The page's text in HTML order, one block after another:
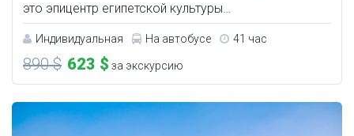
это эпицентр египетской культуры…
Индивидуальная На автобусе 41 час
890 $ 623 $ за экскурсию